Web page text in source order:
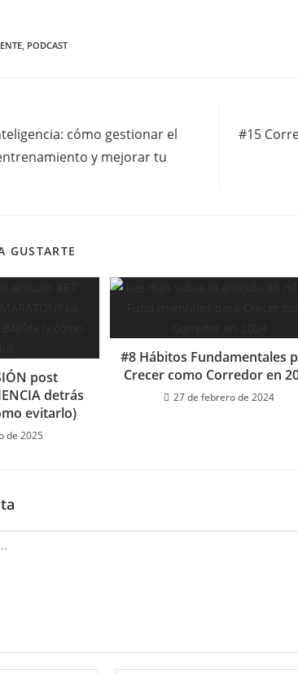
PODCAST
cómo gestionar el
y mejorar tu
#15
GUSTARTE
post
detrás
evitarlo)
de 2025
#8 Hábitos Fundamentales
Crecer como Corredor en
27 de febrero de 2024